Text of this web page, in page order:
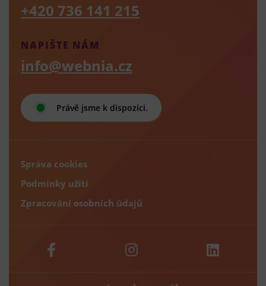
Právě jsme k dispozici.
NAPIŠTE NÁM
info@webnia.cz
+420 736 141 215
Správa cookies
Podmínky užití
Zpracování osobních údajů